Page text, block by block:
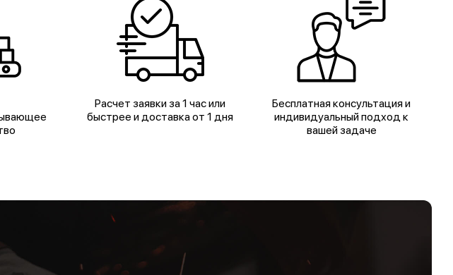
Расчет заявки за 1 час или
быстрее и доставка от 1 дня
Бесплатная консультация и
индивидуальный подход к
вашей задаче